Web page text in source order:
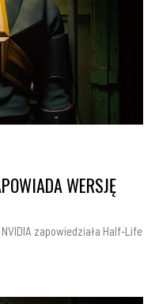
WERSJĘ
zapowiedziała Half-Life